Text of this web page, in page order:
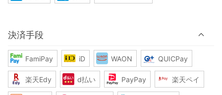
決済手段
FamiPay iD WAON QUICPay
楽天Edy d払い PayPay 楽天ペイ